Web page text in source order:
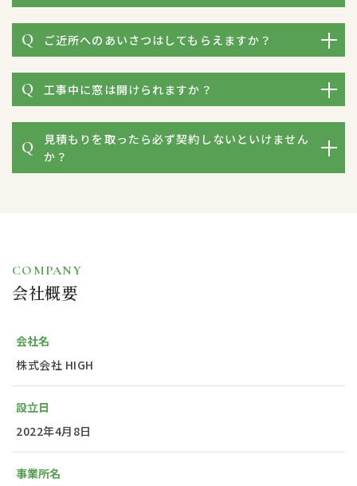
ご近所へのあいさつはしてもらえますか？
工事中に窓は開けられますか？
見積もりを取ったら必ず契約しないといけません
か？
COMPANY
会社概要
会社名
株式会社 HIGH
設立日
2022年4月8日
事業所名